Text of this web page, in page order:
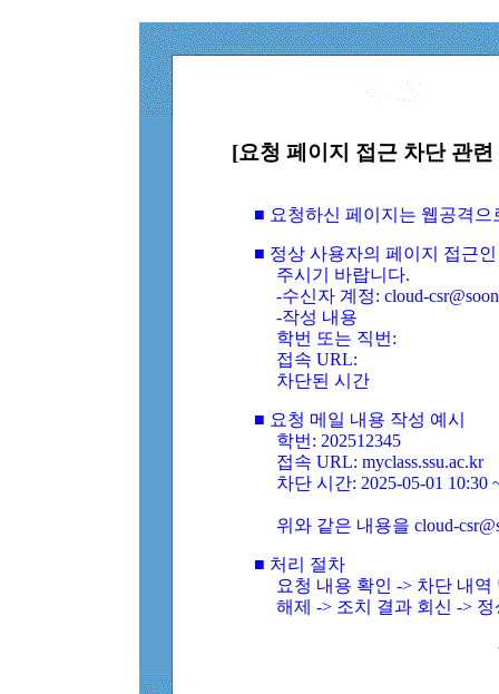
[요청 페이지 접근 차단 관
■ 요청하신 페이지는 웹공격
■ 정상 사용자의 페이지 접근
주시기 바랍니다.
-수신자 계정: cloud-
-작성 내용
학번 또는 직번:
접속 URL:
차단된 시간
■ 요청 메일 내용 작성 예시
학번: 202512345
접속 URL: myclass.ssu.ac.kr
차단 시간: 2025-05-01 10:30
위와 같은 내용을 cloud-
■ 처리 절차
요청 내용 확인 -> 차단 내
해제 -> 조치 결과 회신 ->